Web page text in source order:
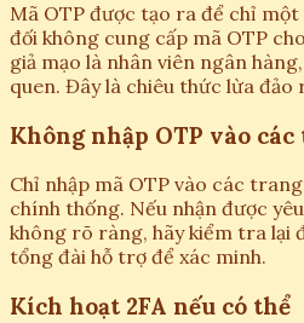
Mã OTP được tạo ra để chỉ
đối không cung cấp mã OTP
giả mạo là nhân viên ngân
quen. Đây là chiêu thức lừa đảo
Không nhập OTP vào
Chỉ nhập mã OTP vào các
chính thống. Nếu nhận được
không rõ ràng, hãy kiểm tra lại
tổng đài hỗ trợ để xác minh.
Kích hoạt 2FA nếu có thể